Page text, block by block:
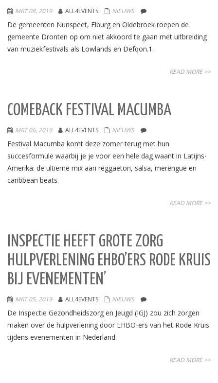
MRT 08, 2019 ALL4EVENTS NIEUWS
De gemeenten Nunspeet, Elburg en Oldebroek roepen de
gemeente Dronten op om niet akkoord te gaan met uitbreiding
van muziekfestivals als Lowlands en Defqon.1.
READ MORE >>
COMEBACK FESTIVAL MACUMBA
MRT 06, 2019 ALL4EVENTS NIEUWS
Festival Macumba komt deze zomer terug met hun
succesformule waarbij je je voor een hele dag waant in Latijns-
Amerika: de ultieme mix aan reggaeton, salsa, merengue en
caribbean beats.
READ MORE >>
INSPECTIE HEEFT GROTE ZORG
HULPVERLENING EHBO’ERS RODE KRUIS
BIJ EVENEMENTEN’
MRT 05, 2019 ALL4EVENTS NIEUWS
De Inspectie Gezondheidszorg en Jeugd (IGJ) zou zich zorgen
maken over de hulpverlening door EHBO-ers van het Rode Kruis
tijdens evenementen in Nederland.
READ MORE >>